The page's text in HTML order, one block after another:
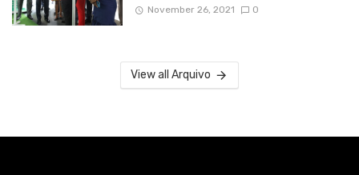
November 26, 2021 0
View all Arquivo